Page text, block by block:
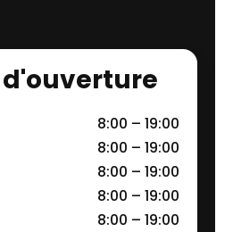
d'ouverture
8:00 – 19:00
8:00 – 19:00
8:00 – 19:00
8:00 – 19:00
8:00 – 19:00